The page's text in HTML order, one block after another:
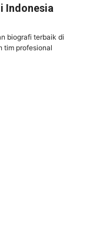
Indonesia
biografi terbaik di
tim profesional